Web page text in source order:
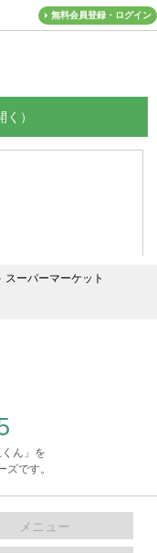
無料会員登録・ログイン
スーパーマーケット
ん」を
ズです。
メニュー